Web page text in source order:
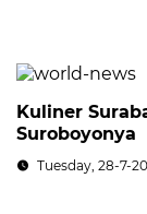
Kuliner
Suroboyonya
Tuesday, 28-7-